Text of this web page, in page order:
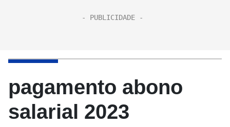
pagamento abono
salarial 2023